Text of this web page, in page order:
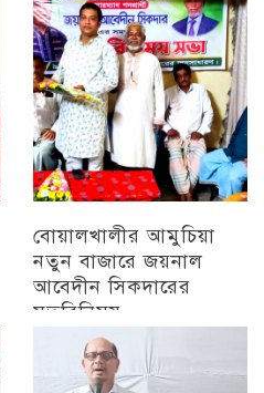
বোয়ালখালীর আমুচিয়া
নতুন বাজারে জয়নাল
আবেদীন সিকদারের
মতবিনিময়
চট্টগ্রাম